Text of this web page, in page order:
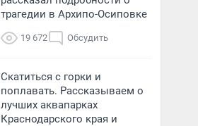
трагедии в Архипо-Осиповке
19 672 Обсудить
Скатиться с горки и
поплавать. Рассказываем о
лучших аквапарках
Краснодарского края и